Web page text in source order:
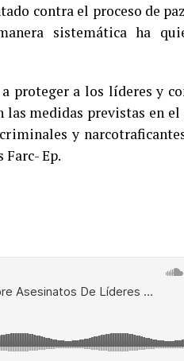
contra el proceso de
sistemática ha
proteger a los líderes y
medidas previstas en el
y
Ep.